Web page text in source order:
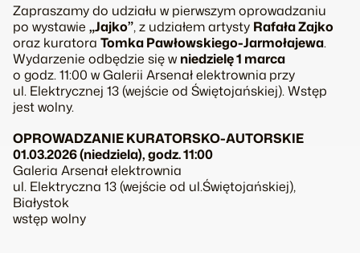
Zapraszamy do udziału w pierwszym oprowadzaniu
po wystawie „Jajko”, z udziałem artysty Rafała Zajko
oraz kuratora Tomka Pawłowskiego-Jarmołajewa.
Wydarzenie odbędzie się w niedzielę 1 marca
o godz. 11:00 w Galerii Arsenał elektrownia przy
ul. Elektrycznej 13 (wejście od Świętojańskiej). Wstęp
jest wolny.
OPROWADZANIE KURATORSKO-AUTORSKIE
01.03.2026 (niedziela), godz. 11:00
Galeria Arsenał elektrownia
ul. Elektryczna 13 (wejście od ul.Świętojańskiej),
Białystok
wstęp wolny